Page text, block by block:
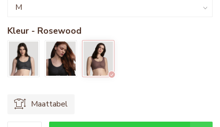
Kleur - Rosewood
Maattabel